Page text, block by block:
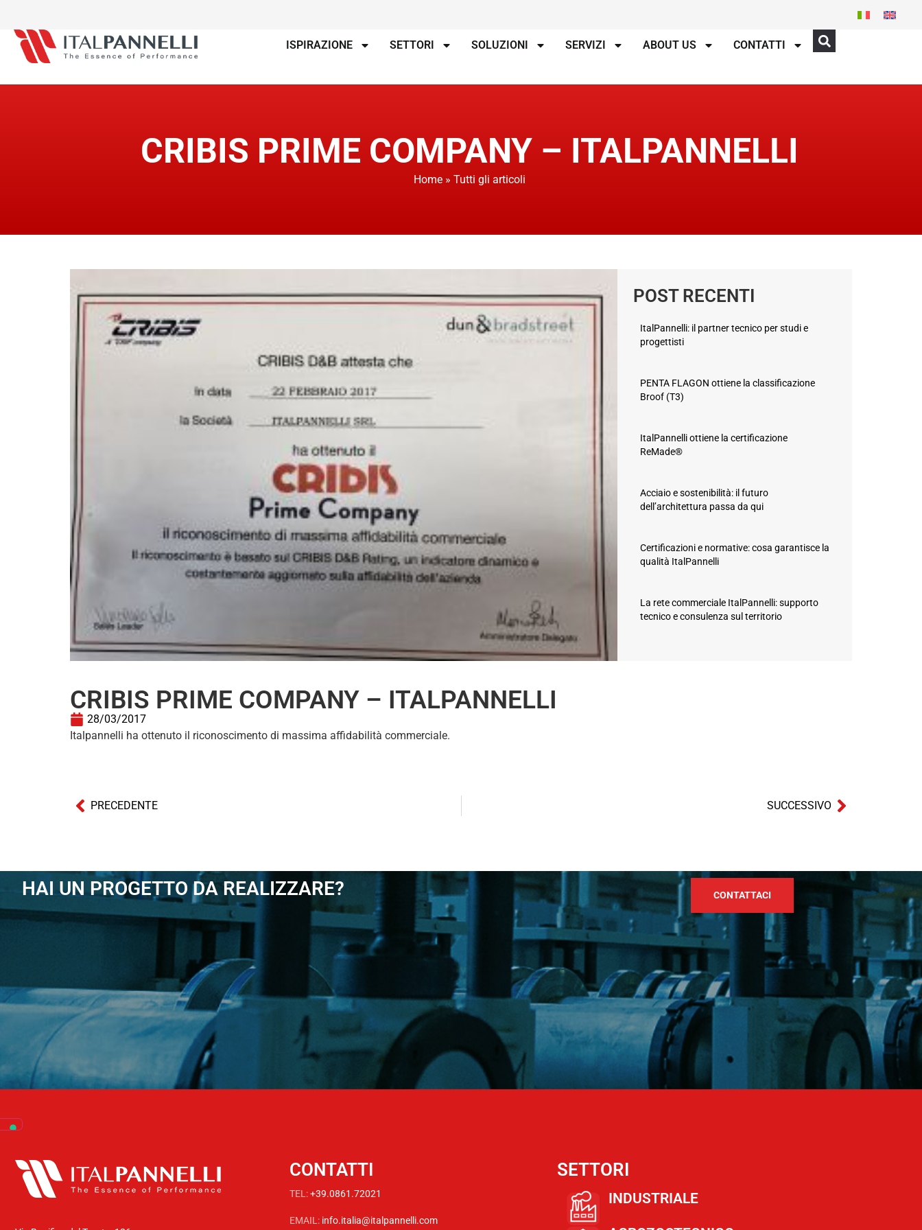
ISPIRAZIONE SETTORI SOLUZIONI SERVIZI ABOUT US CONTATTI
CRIBIS PRIME COMPANY – ITALPANNELLI
Home» Tutti gli articoli
POST RECENTI
ItalPannelli: il partner tecnico per studi e
progettisti
PENTA FLAGON ottiene la classificazione
Broof (T3)
ItalPannelli ottiene la certificazione
ReMade®
Acciaio e sostenibilità: il futuro
dell’architettura passa da qui
Certificazioni e normative: cosa garantisce la
qualità ItalPannelli
La rete commerciale ItalPannelli: supporto
tecnico e consulenza sul territorio
CRIBIS PRIME COMPANY – ITALPANNELLI
28/03/2017
Italpannelli ha ottenuto il riconoscimento di massima affidabilità commerciale.
PRECEDENTE SUCCESSIVO
HAI UN PROGETTO DA REALIZZARE? CONTATTACI
CONTATTI
TEL:+39.0861.72021
EMAIL: info.italia@italpannelli.com
SETTORI
INDUSTRIALE